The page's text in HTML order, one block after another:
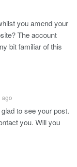
you amend your
The account
bit familiar of this
ago
to see your post.
you. Will you